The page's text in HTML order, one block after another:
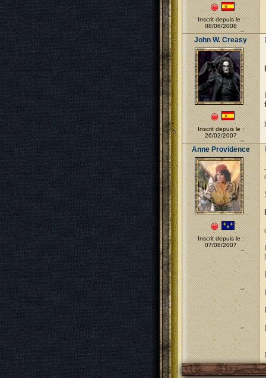
Inscrit depuis le :
08/06/2008
John W. Creasy
Inscrit depuis le :
26/02/2007
Anne Providence
Inscrit depuis le :
07/08/2007